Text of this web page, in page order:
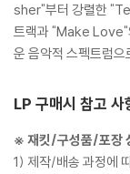
sher"부터 강렬한
트랙과 "Make Love"
운 음악적 스펙트럼으
LP 구매시 참고 사
※ 재킷/구성품/포장
1) 제작/배송 과정에